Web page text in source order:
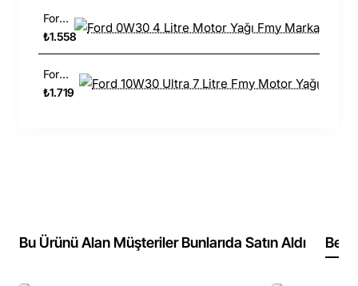
Ford 0W30 4 Litre Motor Yağı Fmy Marka
₺1.558
Ford 10W30 Ultra 7 Litre Fmy Motor Yağı
₺1.719
Bu Ürünü Alan Müşteriler Bunlarıda Satın Aldı